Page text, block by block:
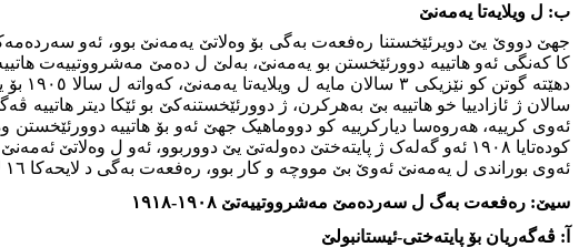
ب: ل ویلایەتا یەمەنێ
دهێتە گوتن کو نێزیکی ٣ سالان مایە ل ویلایەتا یەمەنێ، کەواتە ل سالا ١٩٠٥ بۆ یەمەنێ هاتییە هنارتن(
سالان ژ ئازادییا خو هاتییە بێ بەهرکرن، ژ دوورئێخستنەکێ بو ئێکا دیتر
ئەوی کرییە، هەروەسا دیارکرییە کو دووماهیک جهێ ئەو بۆ هاتییە
کودەتایا ١٩٠٨ ئەو گەلەک ژ پایتەختێ دەولەتێ یێ دووربوو، ئەو ل
ئەوی بوراندی ل یەمەنێ ئەوێ بێ مووچە و کار بوو، رەفعەت بەگی د لایحەکا ١٦ لاپەریدا ئەوا بو وەزارەتا ناڤخوو هنارتی
سیێ: رەفعەت بەگ ل سەردەمێ مەشرووتییەتێ ١٩٠٨-١٩١٨
آ: ڤەگەریان بۆ پایتەختی-ئیستانبولێ